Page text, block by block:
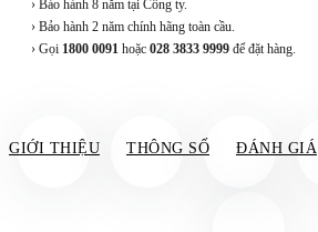
› Bảo hành 8 năm tại Công ty.
› Bảo hành 2 năm chính hãng toàn cầu.
› Gọi 1800 0091 hoặc 028 3833 9999 để đặt hàng.
GIỚI THIỆU THÔNG SỐ ĐÁNH GIÁ